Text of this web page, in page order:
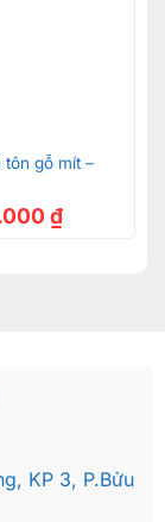
tôn gỗ mít –
₫
KP 3, P.Bửu